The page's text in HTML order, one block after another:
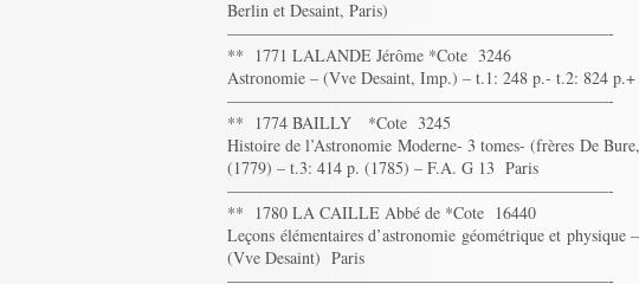
Berlin et Desaint, Paris)
———————————————————————-
** 1771 LALANDE Jérôme *Cote 3246
Astronomie – (Vve Desaint, Imp.) – t.1: 248 p.- t.2: 824
———————————————————————-
** 1774 BAILLY *Cote 3245
Histoire de l’Astronomie Moderne- 3 tomes- (frères De
(1779) – t.3: 414 p. (1785) – F.A. G 13 Paris
———————————————————————-
** 1780 LA CAILLE Abbé de *Cote 16440
Leçons élémentaires d’astronomie géométrique et
(Vve Desaint) Paris